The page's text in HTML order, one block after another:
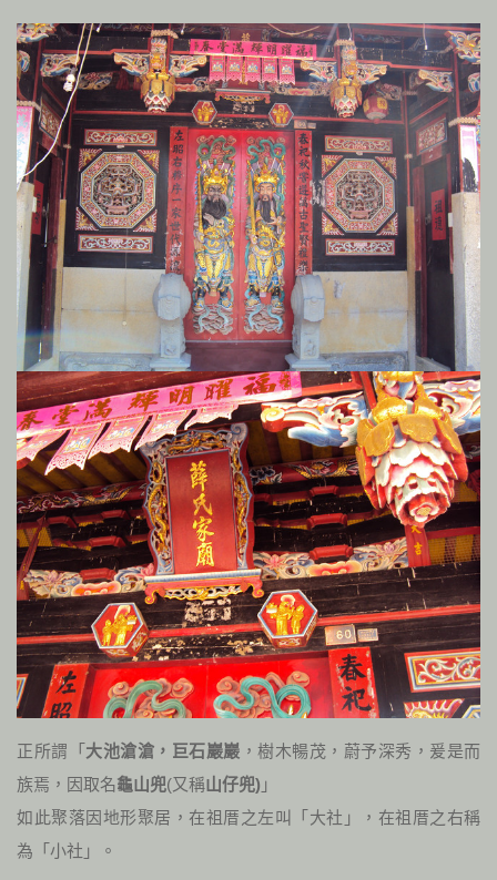
正所謂「 大池滄滄，巨石巖巖 ，樹木暢茂，蔚予深秀，爰是而
族焉，因取名龜山兜(又稱山仔兜) 」
如此聚落因地形聚居，在祖厝之左叫「大社」，在祖厝之右稱
為「小社」。